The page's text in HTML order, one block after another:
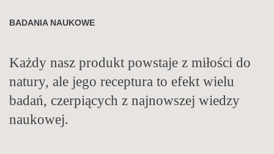
AUTORSKIE RECEPTURY
Nasze produkty tworzymy od podstaw. W
recepturach sięgamy po zioła i oleje z całego
świata. Takie połączenia składników są
niespotykane nigdzie indziej.
BADANIA NAUKOWE
Każdy nasz produkt powstaje z miłości do
natury, ale jego receptura to efekt wielu
badań, czerpiących z najnowszej wiedzy
naukowej.
TRADYCJA I NAUKA
Tradycje zielarskie stosujemy
nowocześnie. Łączymy historyczną wiedzę
zielarską z całego świata z najnowszymi
badaniami naukowymi.